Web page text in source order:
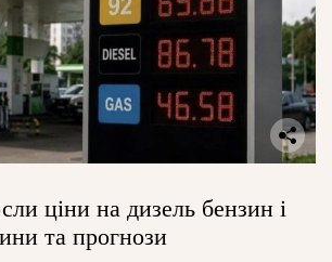
ціни на дизель бензин і
та прогнози